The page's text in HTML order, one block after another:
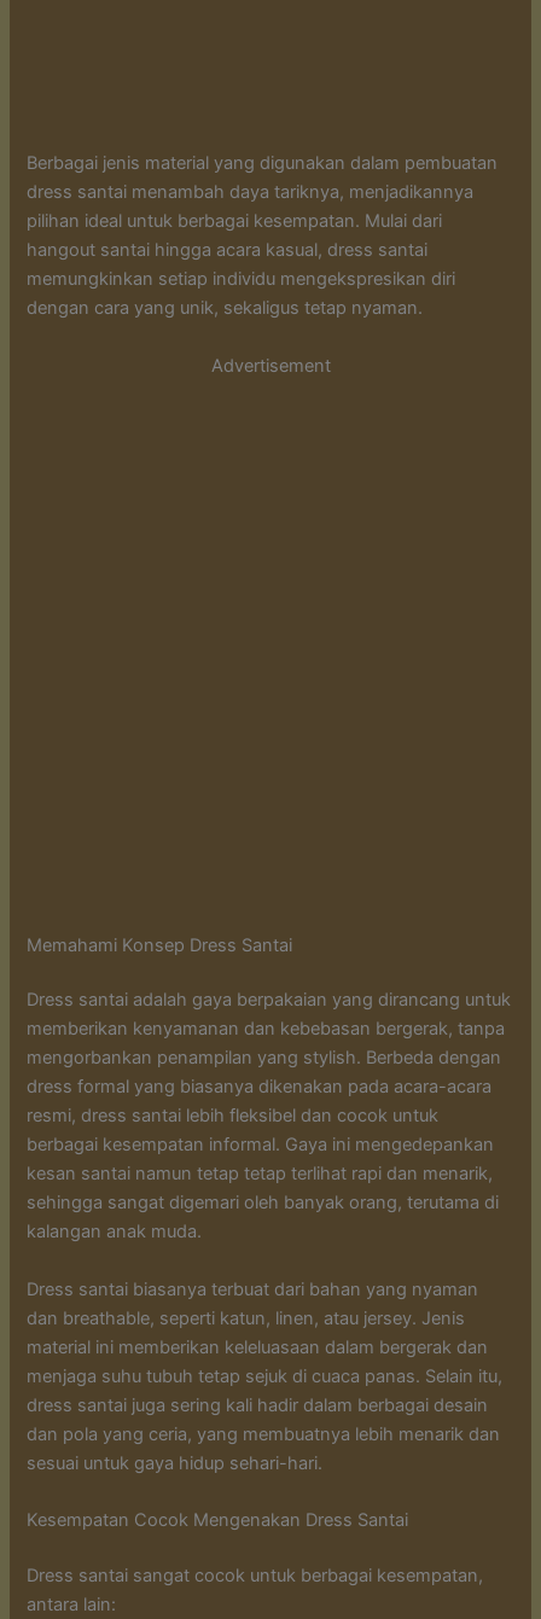
Berbagai jenis material yang digunakan dalam pembuatan
dress santai menambah daya tariknya, menjadikannya
pilihan ideal untuk berbagai kesempatan. Mulai dari
hangout santai hingga acara kasual, dress santai
memungkinkan setiap individu mengekspresikan diri
dengan cara yang unik, sekaligus tetap nyaman.
Advertisement
Memahami Konsep Dress Santai
Dress santai adalah gaya berpakaian yang dirancang untuk
memberikan kenyamanan dan kebebasan bergerak, tanpa
mengorbankan penampilan yang stylish. Berbeda dengan
dress formal yang biasanya dikenakan pada acara-acara
resmi, dress santai lebih fleksibel dan cocok untuk
berbagai kesempatan informal. Gaya ini mengedepankan
kesan santai namun tetap tetap terlihat rapi dan menarik,
sehingga sangat digemari oleh banyak orang, terutama di
kalangan anak muda.
Dress santai biasanya terbuat dari bahan yang nyaman
dan breathable, seperti katun, linen, atau jersey. Jenis
material ini memberikan keleluasaan dalam bergerak dan
menjaga suhu tubuh tetap sejuk di cuaca panas. Selain itu,
dress santai juga sering kali hadir dalam berbagai desain
dan pola yang ceria, yang membuatnya lebih menarik dan
sesuai untuk gaya hidup sehari-hari.
Kesempatan Cocok Mengenakan Dress Santai
Dress santai sangat cocok untuk berbagai kesempatan,
antara lain: